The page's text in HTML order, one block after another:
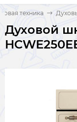
техника
Духовой